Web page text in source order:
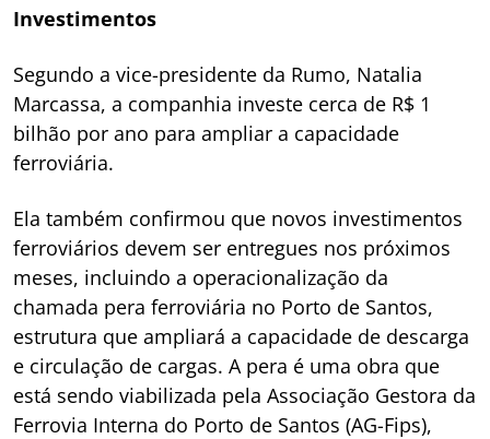
Investimentos
Segundo a vice-presidente da Rumo, Natalia
Marcassa, a companhia investe cerca de R$ 1
bilhão por ano para ampliar a capacidade
ferroviária.
Ela também confirmou que novos investimentos
ferroviários devem ser entregues nos próximos
meses, incluindo a operacionalização da
chamada pera ferroviária no Porto de Santos,
estrutura que ampliará a capacidade de descarga
e circulação de cargas. A pera é uma obra que
está sendo viabilizada pela Associação Gestora da
Ferrovia Interna do Porto de Santos (AG-Fips),